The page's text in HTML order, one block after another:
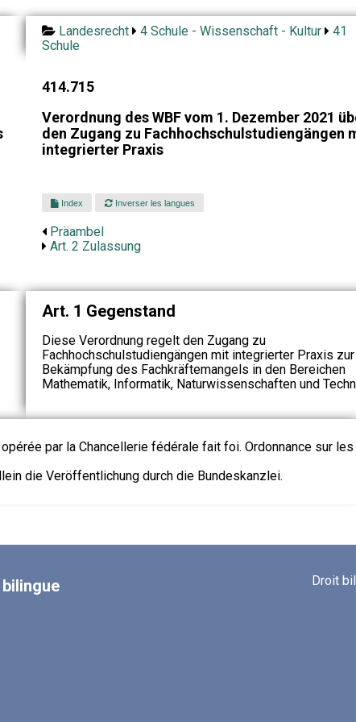
Landesrecht 4 Schule - Wissenschaft - Kultur
41
Schule
414.715
Verordnung des WBF vom 1. Dezember 2021
den Zugang zu Fachhochschulstudiengängen
integrierter Praxis
Index Inverser les langues
Präambel
Art. 2 Zulassung
Art. 1 Gegenstand
Diese Verordnung regelt den Zugang zu
Fachhochschulstudiengängen mit integrierter Praxis zur
Bekämpfung des Fachkräftemangels in den Bereichen
Mathematik, Informatik, Naturwissenschaften und
par la Chancellerie fédérale fait foi. Ordonnance sur les
die Veröffentlichung durch die Bundeskanzlei.
bilingue Droit